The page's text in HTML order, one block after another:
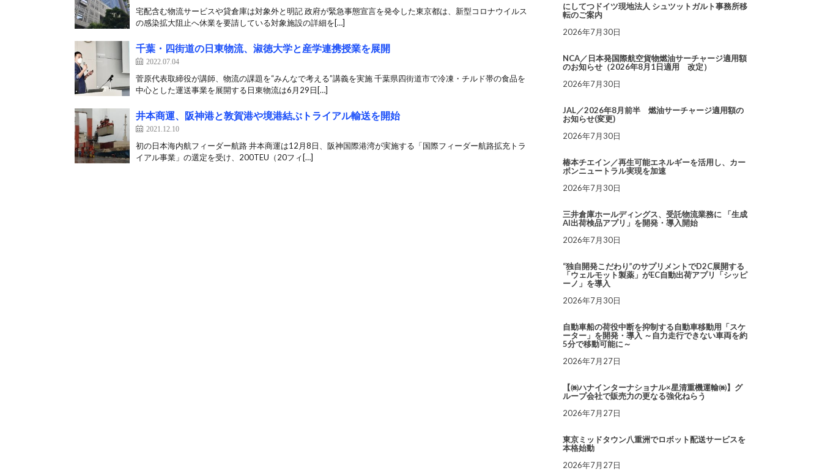
宅配含む物流サービスや貸倉庫は対象外と明記 政府が緊急事態宣言を発令した東京都は、新型コロナウイルス
の感染拡大阻止へ休業を要請している対象施設の詳細を[…]
千葉・四街道の日東物流、淑徳大学と産学連携授業を展開
2022.07.04
菅原代表取締役が講師、物流の課題を“みんなで考える”講義を実施 千葉県四街道市で冷凍・チルド帯の食品を
中心とした運送事業を展開する日東物流は6月29日[…]
井本商運、阪神港と敦賀港や境港結ぶトライアル輸送を開始
2021.12.10
初の日本海内航フィーダー航路 井本商運は12月8日、阪神国際港湾が実施する「国際フィーダー航路拡充トラ
イアル事業」の選定を受け、200TEU（20フィ[…]
にしてつドイツ現地法人 シュツットガルト事務所移
転のご案内
2026年7月30日
NCA／日本発国際航空貨物燃油サーチャージ適用額
のお知らせ（2026年8月1日適用 改定）
2026年7月30日
JAL／2026年8月前半 燃油サーチャージ適用額の
お知らせ(変更)
2026年7月30日
椿本チエイン／再生可能エネルギーを活用し、カー
ボンニュートラル実現を加速
2026年7月30日
三井倉庫ホールディングス、受託物流業務に 「生成
AI出荷検品アプリ」を開発・導入開始
2026年7月30日
“独自開発こだわり”のサプリメントでD2C展開する
「ウェルモット製薬」がEC自動出荷アプリ「シッピ
ーノ」を導入
2026年7月30日
自動車船の荷役中断を抑制する自動車移動用「スケ
ーター」を開発・導入 ～自力走行できない車両を約
5分で移動可能に～
2026年7月27日
【㈱ハナインターナショナル×星清重機運輸㈱】グ
ループ会社で販売力の更なる強化ねらう
2026年7月27日
東京ミッドタウン八重洲でロボット配送サービスを
本格始動
2026年7月27日